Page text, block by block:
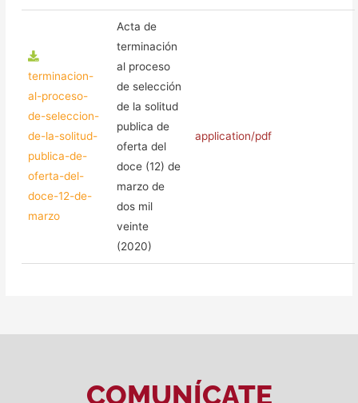
terminacion-
al-proceso-
de-seleccion-
de-la-solitud-
publica-de-
oferta-del-
doce-12-de-
marzo
Acta de
terminación
al proceso
de selección
de la solitud
publica de
oferta del
doce (12) de
marzo de
dos mil
veinte
(2020)
application/pdf
COMUNÍCATE